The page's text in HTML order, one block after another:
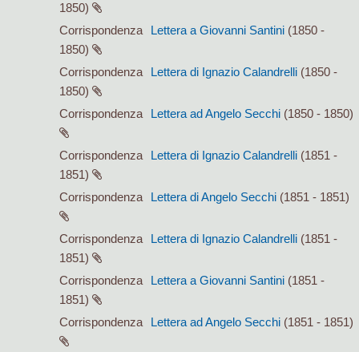
1850)
Corrispondenza
Lettera a Giovanni Santini (1850 -
1850)
Corrispondenza
Lettera di Ignazio Calandrelli (1850 -
1850)
Corrispondenza
Lettera ad Angelo Secchi (1850 - 1850)
Corrispondenza Lettera di Ignazio Calandrelli (1851 -
1851)
Corrispondenza
Lettera di Angelo Secchi (1851 - 1851)
Corrispondenza Lettera di Ignazio Calandrelli (1851 -
1851)
Corrispondenza
Lettera a Giovanni Santini (1851 -
1851)
Corrispondenza
Lettera ad Angelo Secchi (1851 - 1851)